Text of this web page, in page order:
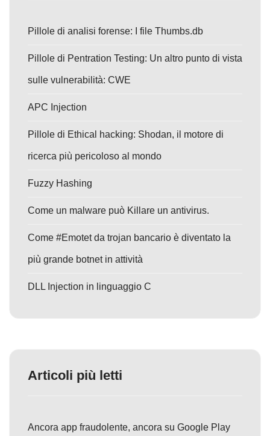
Pillole di analisi forense: I file Thumbs.db
Pillole di Pentration Testing: Un altro punto di vista
sulle vulnerabilità: CWE
APC Injection
Pillole di Ethical hacking: Shodan, il motore di
ricerca più pericoloso al mondo
Fuzzy Hashing
Come un malware può Killare un antivirus.
Come #Emotet da trojan bancario è diventato la
più grande botnet in attività
DLL Injection in linguaggio C
Articoli più letti
Ancora app fraudolente, ancora su Google Play